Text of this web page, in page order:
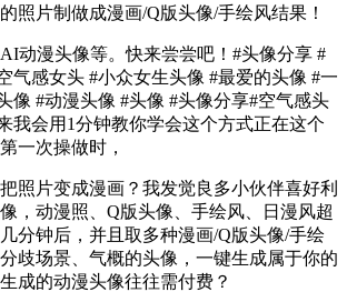
照片制做成漫画/Q版头像/手绘风结果！
漫头像等。快来尝尝吧！#头像分享 #
气感女头 #小众女生头像 #最爱的头像 #一
像 #动漫头像 #头像 #头像分享#空气感头
我会用1分钟教你学会这个方式正在这个
一次操做时，
片变成漫画？我发觉良多小伙伴喜好利
，动漫照、Q版头像、手绘风、日漫风超
分钟后，并且取多种漫画/Q版头像/手绘
歧场景、气概的头像，一键生成属于你的
成的动漫头像往往需付费？